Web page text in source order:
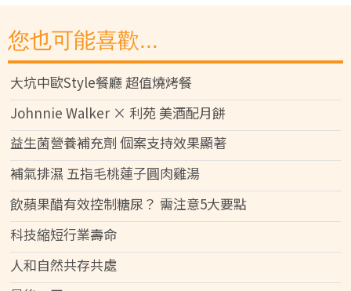
您也可能喜歡...
大坑中歐Style餐廳 超值燒烤餐
Johnnie Walker × 利苑 美酒配月餅
益生菌營養補充劑 個案支持效果顯著
補氣排濕 五指毛桃蓮子圓肉雞湯
飲蘋果醋有效控制糖尿？ 需注意5大要點
科技縮短行業壽命
人和自然共存共處